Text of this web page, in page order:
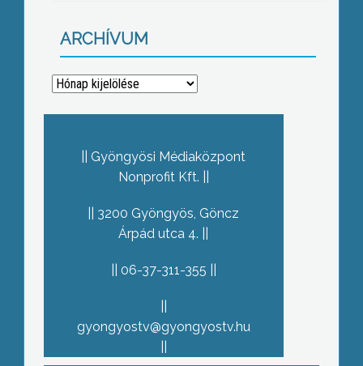
ARCHÍVUM
Archívum
Gyöngyösi Médiaközpont
Nonprofit Kft.
3200 Gyöngyös, Göncz
Árpád utca 4.
06-37-311-355
gyongyostv@gyongyostv.hu